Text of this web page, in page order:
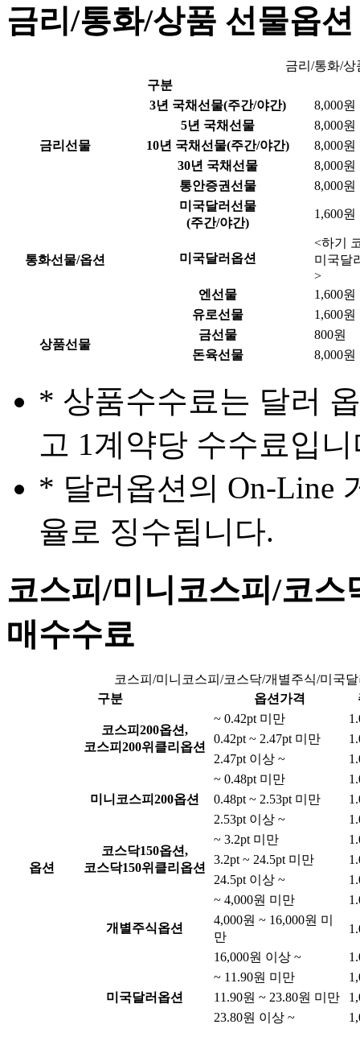
금리/통화/상품 선물옵
금리/통화/
구분
금리선물
3년 국채선물(주간/야간)
8,000원
5년 국채선물
8,000원
10년 국채선물(주간/야간)
8,000원
30년 국채선물
8,000원
통안증권선물
8,000원
통화선물/옵션
미국달러선물
(주간/야간)
1,600원
미국달러옵션
<하기
미국달
>
엔선물
1,600원
유로선물
1,600원
상품선물
금선물
800원
돈육선물
8,000원
* 상품수수료는 달러
고 1계약당 수수료입니
* 달러옵션의 On-Line
율로 징수됩니다.
코스피/미니코스피/코
매수수료
코스피/미니코스피/코스닥/개별주식/미국
구분
옵션가격
옵션
코스피200옵션,
코스피200위클리옵션
~ 0.42pt 미만
0.42pt ~ 2.47pt 미만
2.47pt 이상 ~
미니코스피200옵션
~ 0.48pt 미만
0.48pt ~ 2.53pt 미만
2.53pt 이상 ~
코스닥150옵션,
코스닥150위클리옵션
~ 3.2pt 미만
3.2pt ~ 24.5pt 미만
24.5pt 이상 ~
개별주식옵션
~ 4,000원 미만
4,000원 ~ 16,000원 미
만
16,000원 이상 ~
미국달러옵션
~ 11.90원 미만
11.90원 ~ 23.80원 미만
23.80원 이상 ~